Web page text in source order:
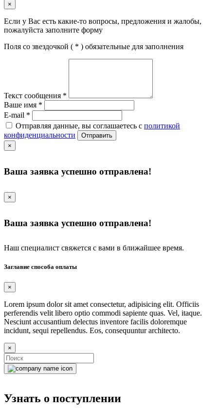
×
Если у Вас есть какие-то вопросы, предложения и жалобы,
пожалуйста заполните форму
Поля со звездочкой ( * ) обязательные для заполнения
Текст сообщения *
Ваше имя *
E-mail *
Отправляя данные, вы соглашаетесь с политикой
конфиденциальности
Отправить
×
Ваша заявка успешно отправлена!
×
Ваша заявка успешно отправлена!
Наш специалист свяжется с вами в ближайшее время.
Заглавие способа оплаты
×
Lorem ipsum dolor sit amet consectetur, adipisicing elit. Officiis
perferendis velit libero optio commodi sapiente quas. Vel, itaque.
Nesciunt accusantium delectus inventore facilis doloremque
incidunt, sequi repellendus. Eos, consequuntur architecto.
×
Узнать о поступлении